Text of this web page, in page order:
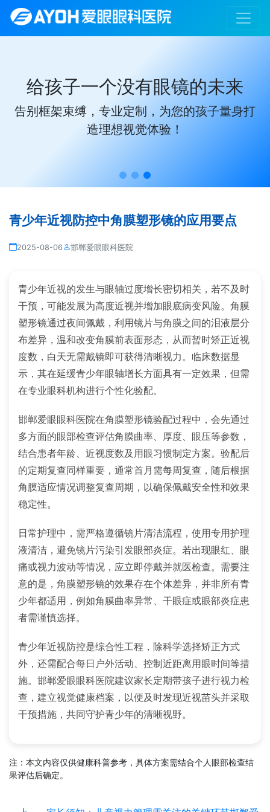
给孩子一个没有眼镜的未来
告别框架束缚，专业定制，为您的孩子量身打
造理想视觉体验！
青少年近视防控中角膜塑形镜的应用要点
2025-08-06 邯郸爱眼眼科医院
青少年近视的发生与眼轴过度增长密切相关，若不及时
干预，可能发展为高度近视并增加眼底病变风险。角膜
塑形镜通过夜间佩戴，利用镜片与角膜之间的泪液层分
布差异，温和改变角膜前表面形态，从而暂时矫正近视
度数，白天无需戴镜即可获得清晰视力。临床数据显
示，其在延缓青少年眼轴增长方面具有一定效果，但需
在专业眼科机构进行个性化验配。
邯郸爱眼眼科医院在角膜塑形镜验配过程中，会先通过
多方面的眼部检查评估角膜曲率、厚度、眼压等参数，
结合患者年龄、近视度数及用眼习惯制定方案。验配后
的定期复查同样重要，通常首月需每周复查，随后根据
角膜适应情况调整复查周期，以确保佩戴安全性和效果
稳定性。
日常护理中，需严格遵循镜片清洁流程，使用专用护理
液清洁，避免镜片污染引发眼部炎症。若出现眼红、眼
痛或视力波动等情况，应立即停戴并就医检查。需要注
意的是，角膜塑形镜的效果存在个体差异，并非所有青
少年都适用，例如角膜曲率异常、干眼症或眼部炎症患
者需谨慎选择。
青少年近视防控是综合性工程，除科学选择矫正方式
外，还需配合每日户外活动、控制近距离用眼时间等措
施。邯郸爱眼眼科医院建议家长定期带孩子进行视力检
查，建立视觉健康档案，以便及时发现近视苗头并采取
干预措施，共同守护青少年的清晰视野。
注：本文内容仅供健康科普参考，具体方案需结合个人眼部检查结
果评估后确定。